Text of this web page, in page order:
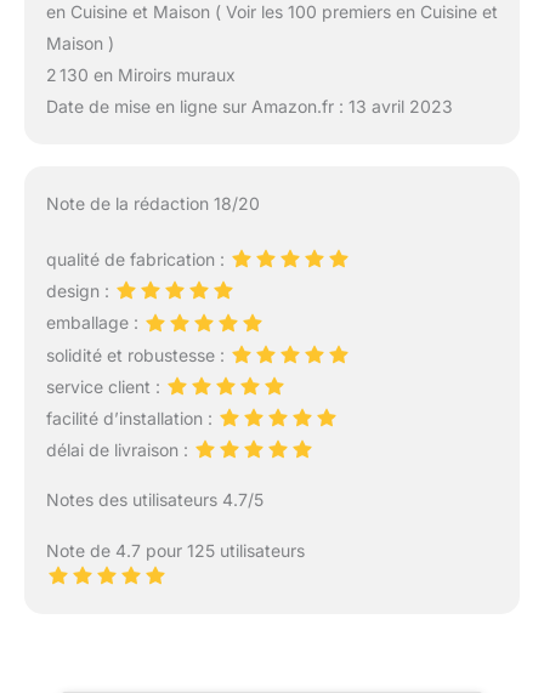
en Cuisine et Maison ( Voir les 100 premiers en Cuisine et
Maison )
2 130 en Miroirs muraux
Date de mise en ligne sur Amazon.fr : 13 avril 2023
Note de la rédaction 18/20
qualité de fabrication :
design :
emballage :
solidité et robustesse :
service client :
facilité d’installation :
délai de livraison :
Notes des utilisateurs 4.7/5
Note de 4.7 pour 125 utilisateurs